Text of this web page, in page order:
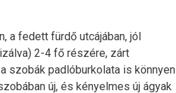
a fedett fürdő utcájában, jól
2-4 fő részére, zárt
szobák padlóburkolata is könnyen
új, és kényelmes új ágyak